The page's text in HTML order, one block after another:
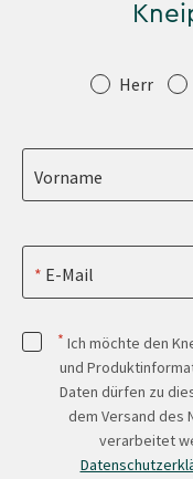
Anrede Herr
Vorname
E-Mail
* Ich möchte den
und
Daten dürfen zu
dem Versand des
verarbeitet